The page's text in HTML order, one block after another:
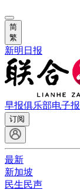
简
繁
新明日报
早报俱乐部电子报
订阅
最新
新加坡
民生民声